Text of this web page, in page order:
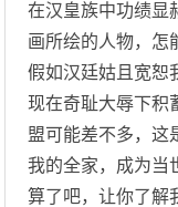
在汉皇族中功绩显
画所绘的人物，怎
假如汉廷姑且宽恕
现在奇耻大辱下积
盟可能差不多，这
我的全家，成为当
算了吧，让你了解